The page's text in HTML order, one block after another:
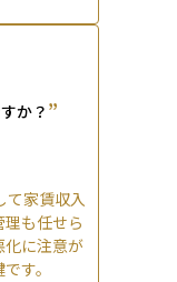
か？ ”
て家賃収入
も任せら
化に注意が
す。